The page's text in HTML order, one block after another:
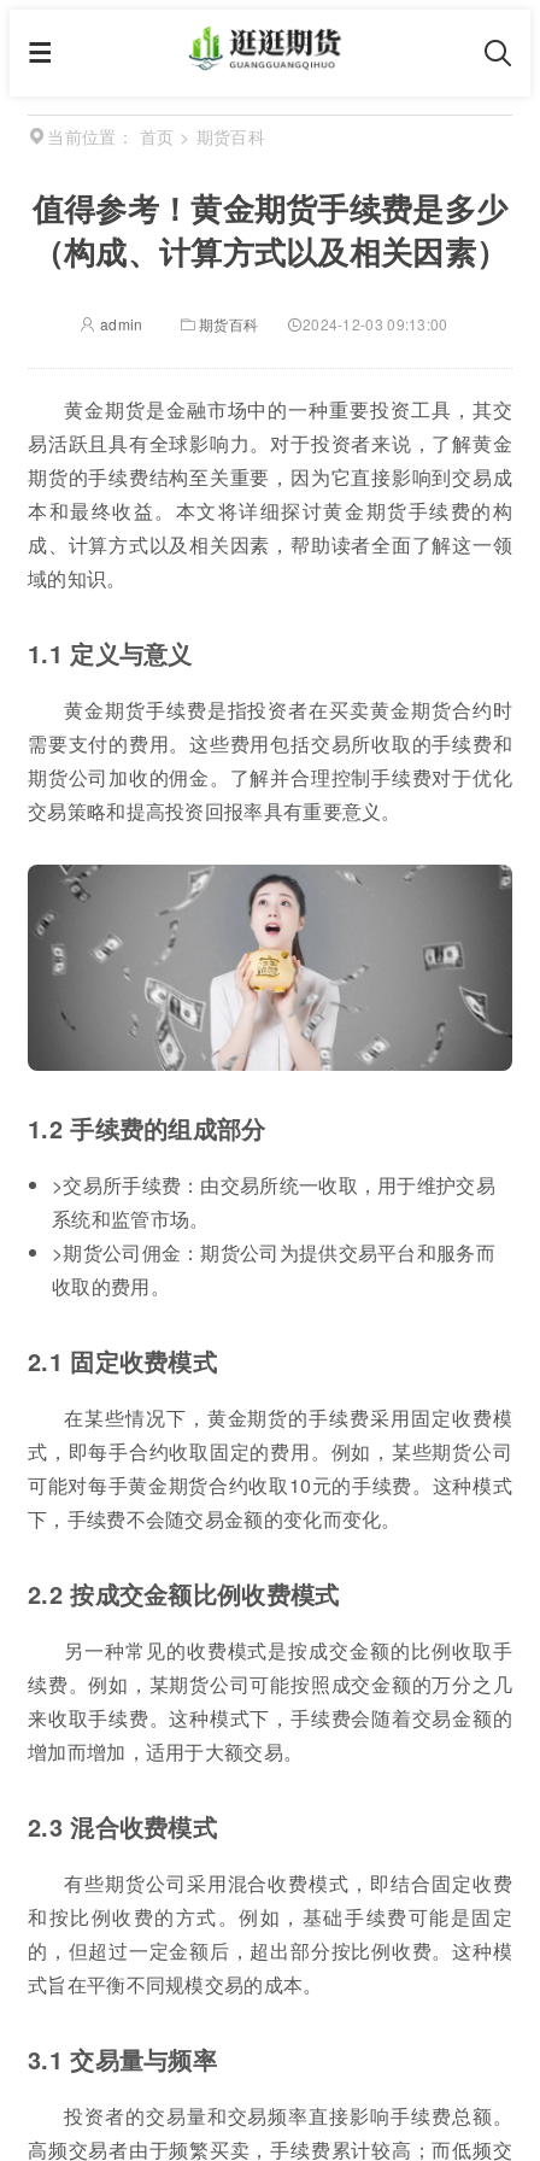
当前位置： 首页 > 期货百科
值得参考！黄金期货手续费是多少
（构成、计算方式以及相关因素）
admin 期货百科 2024-12-03 09:13:00
黄金期货是金融市场中的一种重要投资工具，其交
易活跃且具有全球影响力。对于投资者来说，了解黄金
期货的手续费结构至关重要，因为它直接影响到交易成
本和最终收益。本文将详细探讨黄金期货手续费的构
成、计算方式以及相关因素，帮助读者全面了解这一领
域的知识。
1.1 定义与意义
黄金期货手续费是指投资者在买卖黄金期货合约时
需要支付的费用。这些费用包括交易所收取的手续费和
期货公司加收的佣金。了解并合理控制手续费对于优化
交易策略和提高投资回报率具有重要意义。
1.2 手续费的组成部分
>交易所手续费：由交易所统一收取，用于维护交易
系统和监管市场。
>期货公司佣金：期货公司为提供交易平台和服务而
收取的费用。
2.1 固定收费模式
在某些情况下，黄金期货的手续费采用固定收费模
式，即每手合约收取固定的费用。例如，某些期货公司
可能对每手黄金期货合约收取10元的手续费。这种模式
下，手续费不会随交易金额的变化而变化。
2.2 按成交金额比例收费模式
另一种常见的收费模式是按成交金额的比例收取手
续费。例如，某期货公司可能按照成交金额的万分之几
来收取手续费。这种模式下，手续费会随着交易金额的
增加而增加，适用于大额交易。
2.3 混合收费模式
有些期货公司采用混合收费模式，即结合固定收费
和按比例收费的方式。例如，基础手续费可能是固定
的，但超过一定金额后，超出部分按比例收费。这种模
式旨在平衡不同规模交易的成本。
3.1 交易量与频率
投资者的交易量和交易频率直接影响手续费总额。
高频交易者由于频繁买卖，手续费累计较高；而低频交